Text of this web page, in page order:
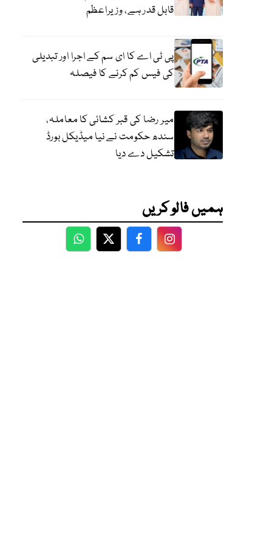
قابل قدر ہے، وزیراعظم
پی ٹی اے کا ای سم کے اجرا اور تبدیلی
کی فیس کم کرنے کا فیصلہ
میر رضا کی قبر کشائی کا معاملہ،
سندھ حکومت نے نیا میڈیکل بورڈ
تشکیل دے دیا
ہمیں فالو کریں
WhatsApp
TwitterFacebookFacebook